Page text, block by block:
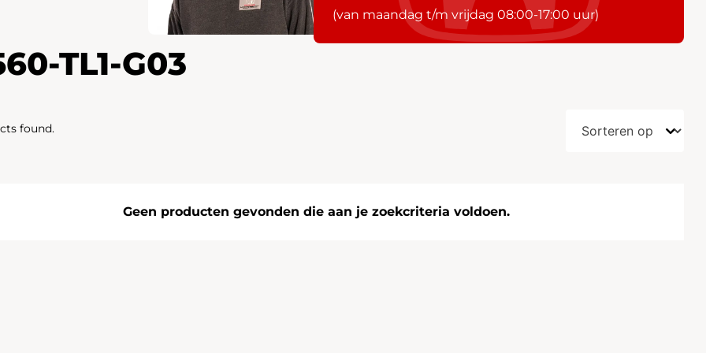
(van maandag t/m vrijdag 08:00-17:00 uur)
TL1-G03
found.
Geen producten gevonden die aan je zoekcriteria voldoen.